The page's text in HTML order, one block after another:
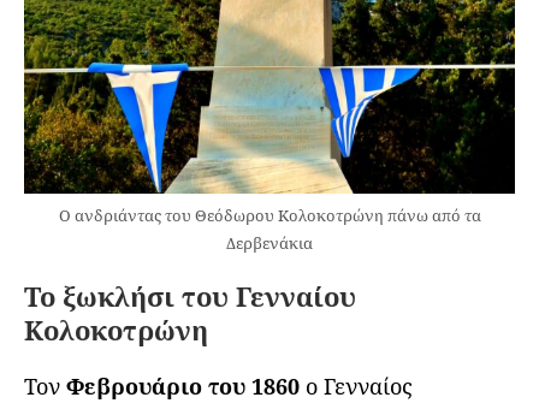
Ο ανδριάντας του Θεόδωρου Κολοκοτρώνη πάνω από τα
Δερβενάκια
Το ξωκλήσι του Γενναίου
Κολοκοτρώνη
Τον Φεβρουάριο του 1860 ο Γενναίος